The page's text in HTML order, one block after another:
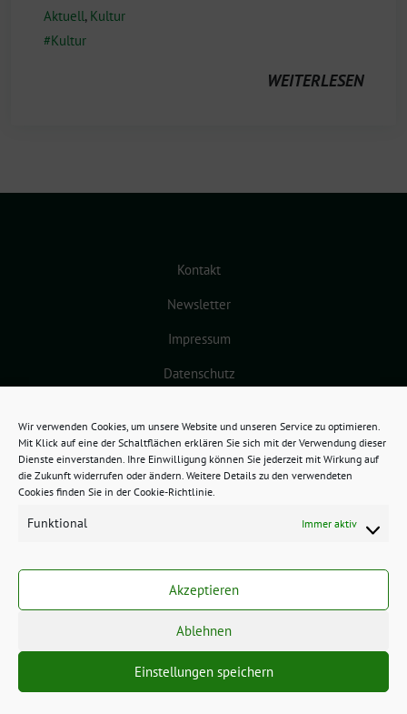
Wir verwenden Cookies, um unsere Website und unseren Service zu optimieren.
Mit Klick auf eine der Schaltflächen erklären Sie sich mit der Verwendung dieser
Dienste einverstanden. Ihre Einwilligung können Sie jederzeit mit Wirkung auf
die Zukunft widerrufen oder ändern. Weitere Details zu den verwendeten
Cookies finden Sie in der Cookie-Richtlinie.
Funktional Immer aktiv
Akzeptieren
Ablehnen
Einstellungen speichern
Aktuell, Kultur
Kultur
WEITERLESEN
Kontakt
Newsletter
Impressum
Datenschutz
freie grüne Themesunflower‐ ein